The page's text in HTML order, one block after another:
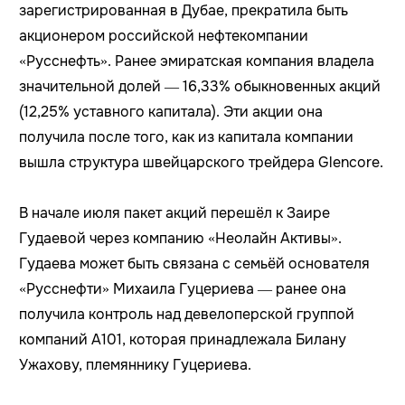
зарегистрированная в Дубае, прекратила быть
акционером российской нефтекомпании
«Русснефть». Ранее эмиратская компания владела
значительной долей — 16,33% обыкновенных акций
(12,25% уставного капитала). Эти акции она
получила после того, как из капитала компании
вышла структура швейцарского трейдера Glencore.
В начале июля пакет акций перешёл к Заире
Гудаевой через компанию «Неолайн Активы».
Гудаева может быть связана с семьёй основателя
«Русснефти» Михаила Гуцериева — ранее она
получила контроль над девелоперской группой
компаний А101, которая принадлежала Билану
Ужахову, племяннику Гуцериева.